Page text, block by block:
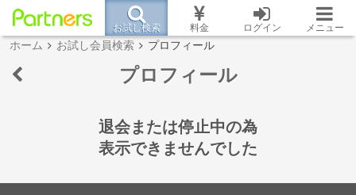
お試し検索 料金 ログイン メニュー
ホーム お試し会員検索 プロフィール
プロフィール
退会または停止中の為
表示できませんでした